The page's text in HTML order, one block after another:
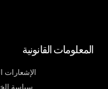
المعلومات القانونية
الإشعارات
سياسة